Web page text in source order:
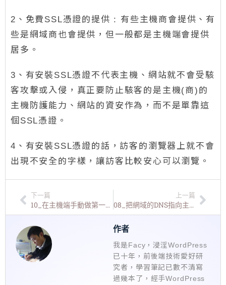
2、免費SSL憑證的提供 : 有些主機商會提供、有
些是網域商也會提供，但一般都是主機端會提供
居多。
3、有安裝SSL憑證不代表主機、網站就不會受駭
客攻擊或入侵，真正要防止駭客的是主機(商)的
主機防護能力、網站的資安作為，而不是單靠這
個SSL憑證。
4、有安裝SSL憑證的話，訪客的瀏覽器上就不會
出現不安全的字樣，讓訪客比較安心可以瀏覽。
下一篇
10_在主機端手動做第一次備份與設定自動備份
上一篇
08_把網域的DNS指向主機
作者
我是Facy，浸淫WordPress
已十年，前後端技術愛好研
究者，學習筆記已數不清寫
過幾本了，經手WordPress